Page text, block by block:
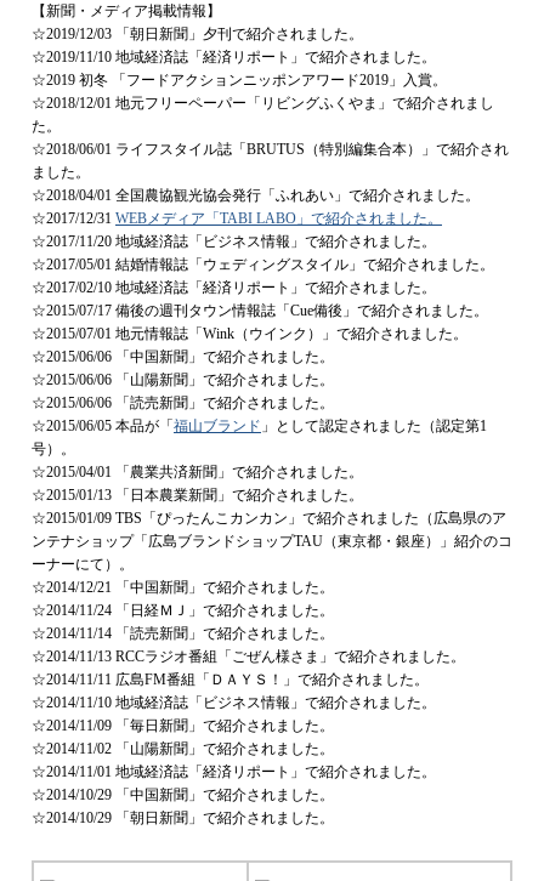
【新聞・メディア掲載情報】
☆2019/12/03 「朝日新聞」夕刊で紹介されました。
☆2019/11/10 地域経済誌「経済リポート」で紹介されました。
☆2019 初冬 「フードアクションニッポンアワード2019」入賞。
☆2018/12/01 地元フリーペーパー「リビングふくやま」で紹介されまし
た。
☆2018/06/01 ライフスタイル誌「BRUTUS（特別編集合本）」で紹介され
ました。
☆2018/04/01 全国農協観光協会発行「ふれあい」で紹介されました。
☆2017/12/31 WEBメディア「TABI LABO」で紹介されました。
☆2017/11/20 地域経済誌「ビジネス情報」で紹介されました。
☆2017/05/01 結婚情報誌「ウェディングスタイル」で紹介されました。
☆2017/02/10 地域経済誌「経済リポート」で紹介されました。
☆2015/07/17 備後の週刊タウン情報誌「Cue備後」で紹介されました。
☆2015/07/01 地元情報誌「Wink（ウインク）」で紹介されました。
☆2015/06/06 「中国新聞」で紹介されました。
☆2015/06/06 「山陽新聞」で紹介されました。
☆2015/06/06 「読売新聞」で紹介されました。
☆2015/06/05 本品が「福山ブランド 」として認定されました（認定第1
号）。
☆2015/04/01 「農業共済新聞」で紹介されました。
☆2015/01/13 「日本農業新聞」で紹介されました。
☆2015/01/09 TBS「ぴったんこカンカン」で紹介されました（広島県のア
ンテナショップ「広島ブランドショップTAU（東京都・銀座）」紹介のコ
ーナーにて）。
☆2014/12/21 「中国新聞」で紹介されました。
☆2014/11/24 「日経ＭＪ」で紹介されました。
☆2014/11/14 「読売新聞」で紹介されました。
☆2014/11/13 RCCラジオ番組「ごぜん様さま」で紹介されました。
☆2014/11/11 広島FM番組「ＤＡＹＳ！」で紹介されました。
☆2014/11/10 地域経済誌「ビジネス情報」で紹介されました。
☆2014/11/09 「毎日新聞」で紹介されました。
☆2014/11/02 「山陽新聞」で紹介されました。
☆2014/11/01 地域経済誌「経済リポート」で紹介されました。
☆2014/10/29 「中国新聞」で紹介されました。
☆2014/10/29 「朝日新聞」で紹介されました。